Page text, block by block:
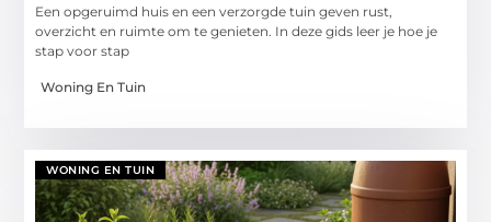
Een opgeruimd huis en een verzorgde tuin geven rust,
overzicht en ruimte om te genieten. In deze gids leer je hoe je
stap voor stap
Woning En Tuin
WONING EN TUIN